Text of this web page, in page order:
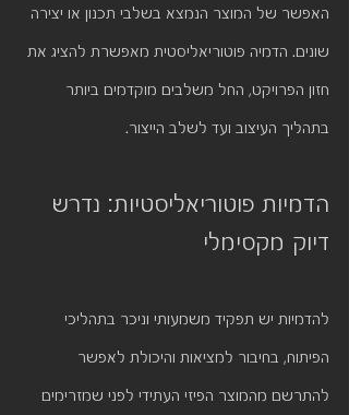
האפשר של המוצר הנמצא בשלבי תכנון או יצירה
שונים. הדמיה פוטוריאליסטית מאפשרת להציג את
חזון הפרויקט, החל משלבים מוקדמים ביותר
בתהליך העיצוב ועד לשלב הייצור.
הדמיות פוטוריאליסטיות: נדרש
דיוק מקסימלי
להדמיות יש תפקיד משמעותי וניכר בתהליכי
הפיתוח, בחיבור למציאות והיכולת לאפשר
להתרשם מהמוצר הפיזי העתידי לפני שמזרימים